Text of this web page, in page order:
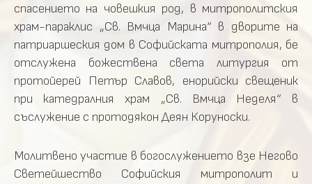
спасението на човешкия род, в митрополитския
храм-параклис „Св. Вмчца Марина“ в дворите на
патриаршеския дом в Софийската митрополия, бе
отслужена божествена света литургия от
протойерей Петър Славов, енорийски свещеник
при катедралния храм „Св. Вмчца Неделя“ в
съслужение с протодякон Деян Коруноски.
Молитвено участие в богослужението взе Негово
Светейшество Софийския митрополит и